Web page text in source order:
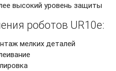
высокий уровень защиты
роботов UR10e:
мелких деталей